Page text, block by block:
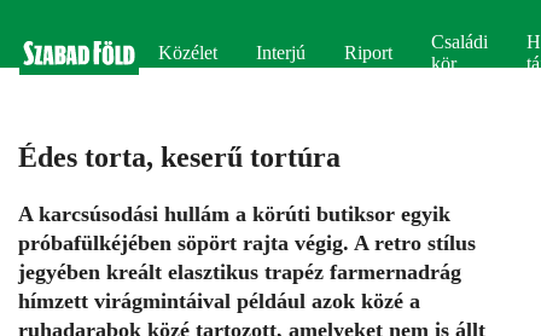
Közélet Interjú Riport
Családi
kör
Édes torta, keserű tortúra
A karcsúsodási hullám a körúti butiksor egyik
próbafülkéjében söpört rajta végig. A retro stílus
jegyében kreált elasztikus trapéz farmernadrág
hímzett virágmintáival például azok közé a
ruhadarabok közé tartozott, amelyeket nem is állt